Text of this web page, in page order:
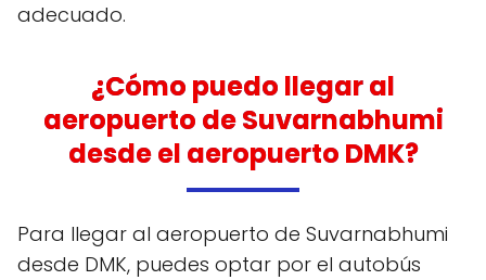
adecuado.
¿Cómo puedo llegar al
aeropuerto de Suvarnabhumi
desde el aeropuerto DMK?
Para llegar al aeropuerto de Suvarnabhumi
desde DMK, puedes optar por el autobús